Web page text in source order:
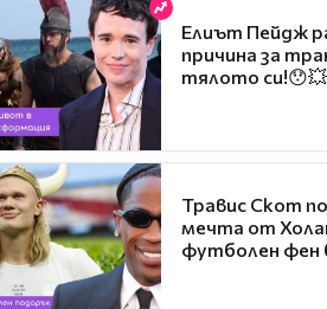
Елиът Пейдж
причина за
тялото си!😯💥
Травис Скот
мечта от
футболен фен